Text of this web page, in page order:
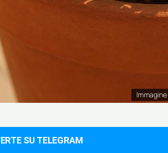
Immagine
SU TELEGRAM